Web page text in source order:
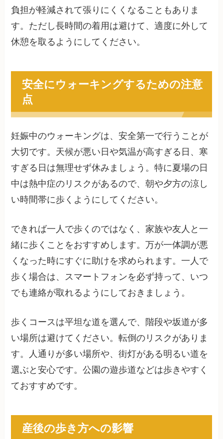
負担が軽減されて張りにくくなることもありま
す。ただし長時間の着用は避けて、適度に外して
休憩を取るようにしてください。
安全にウォーキングするための注意
点
妊娠中のウォーキングは、安全第一で行うことが
大切です。天候が悪い日や気温が高すぎる日、寒
すぎる日は無理せず休みましょう。特に夏場の日
中は熱中症のリスクがあるので、朝や夕方の涼し
い時間帯に歩くようにしてください。
できれば一人で歩くのではなく、家族や友人と一
緒に歩くことをおすすめします。万が一体調が悪
くなった時にすぐに助けを求められます。一人で
歩く場合は、スマートフォンを必ず持って、いつ
でも連絡が取れるようにしておきましょう。
歩くコースは平坦な道を選んで、階段や坂道が多
い場所は避けてください。転倒のリスクがありま
す。人通りが多い場所や、街灯がある明るい道を
選ぶと安心です。公園の遊歩道などは歩きやすく
ておすすめです。
産後の歩き方への影響